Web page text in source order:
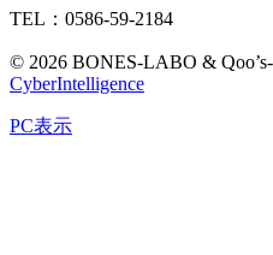
TEL：0586-59-2184
© 2026 BONES-LABO &
CyberIntelligence
PC表示